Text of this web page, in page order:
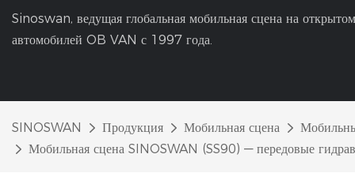
Sinoswan, ведущая глобальная мобильная сцена на
автомобилей OB VAN с 1997 года.
SINOSWAN Продукция Мобильная сцена
Мобильная сцена SINOSWAN (SS90) — передовые